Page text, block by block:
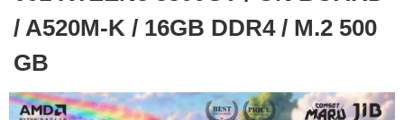
/ A520M-K / 16GB DDR4 / M.2 500
GB